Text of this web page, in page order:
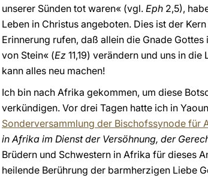
unserer Sünden tot waren« (vgl. Eph 2,5),
Leben in Christus angeboten. Dies ist der
Erinnerung rufen, daß allein die Gnade
von Stein« (Ez 11,19) verändern und uns in
kann alles neu machen!
Ich bin nach Afrika gekommen, um diese
verkündigen. Vor drei Tagen hatte ich in
Sonderversammlung der Bischofssynode für
in Afrika im Dienst der Versöhnung, der
Brüdern und Schwestern in Afrika für dieses
heilende Berührung der barmherzigen Liebe